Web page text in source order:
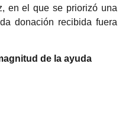
en el que se priorizó una
donación recibida fuera
de la ayuda